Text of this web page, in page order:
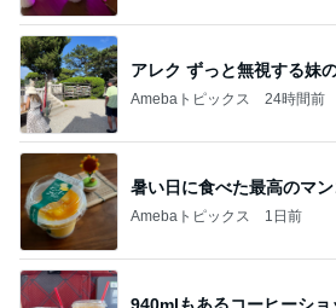
アレク ずっと無視する妹
Amebaトピックス 24時間前
暑い日に食べた最高のマ
Amebaトピックス 1日前
940mlもあるコーヒーショ